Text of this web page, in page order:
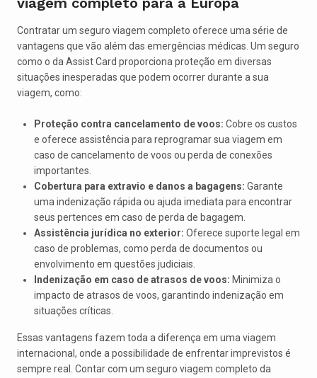
Contratar um seguro viagem completo oferece uma série de
vantagens que vão além das emergências médicas. Um seguro
como o da Assist Card proporciona proteção em diversas
situações inesperadas que podem ocorrer durante a sua
viagem, como:
Proteção contra cancelamento de voos: Cobre os custos
e oferece assistência para reprogramar sua viagem em
caso de cancelamento de voos ou perda de conexões
importantes.
Cobertura para extravio e danos a bagagens: Garante
uma indenização rápida ou ajuda imediata para encontrar
seus pertences em caso de perda de bagagem.
Assistência jurídica no exterior: Oferece suporte legal em
caso de problemas, como perda de documentos ou
envolvimento em questões judiciais.
Indenização em caso de atrasos de voos: Minimiza o
impacto de atrasos de voos, garantindo indenização em
situações críticas.
Essas vantagens fazem toda a diferença em uma viagem
internacional, onde a possibilidade de enfrentar imprevistos é
sempre real. Contar com um seguro viagem completo da